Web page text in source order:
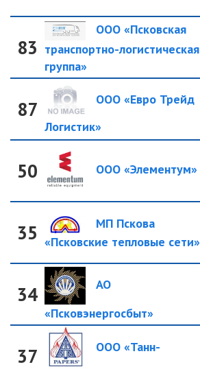
83
ООО «Псковская
транспортно-логистическая
группа»
87
ООО «Евро Трейд
Логистик»
50 ООО «Элементум»
35
МП Пскова
«Псковские тепловые сети»
34
АО
«Псковэнергосбыт»
37 ООО «Танн-